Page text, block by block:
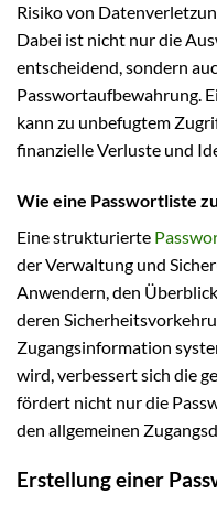
Risiko von
Dabei ist nicht nur die
entscheidend, sondern
Passwortaufbewahrung.
kann zu unbefugtem
finanzielle Verluste und
Wie eine Passwortliste
Eine strukturierte
der Verwaltung und
Anwendern, den
deren
Zugangsinformation
wird, verbessert sich die
fördert nicht nur die
den allgemeinen
Erstellung einer